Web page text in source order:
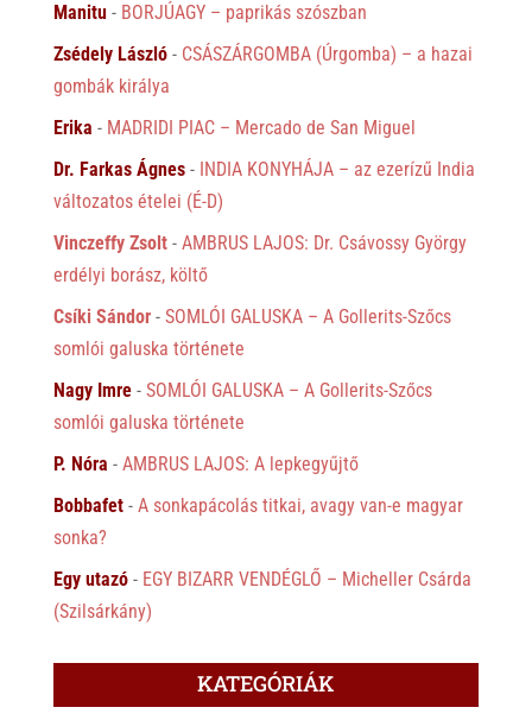
Manitu- BORJÚAGY – paprikás szószban
Zsédely László- CSÁSZÁRGOMBA (Úrgomba) – a hazai
gombák királya
Erika - MADRIDI PIAC – Mercado de San Miguel
Dr. Farkas Ágnes- INDIA KONYHÁJA – az ezerízű India
változatos ételei (É-D)
Vinczeffy Zsolt- AMBRUS LAJOS: Dr. Csávossy György
erdélyi borász, költő
Csíki Sándor- SOMLÓI GALUSKA – A Gollerits-Szőcs
somlói galuska története
Nagy Imre- SOMLÓI GALUSKA – A Gollerits-Szőcs
somlói galuska története
P. Nóra - AMBRUS LAJOS: A lepkegyűjtő
Bobbafet- A sonkapácolás titkai, avagy van-e magyar
sonka?
Egy utazó- EGY BIZARR VENDÉGLŐ – Micheller Csárda
(Szilsárkány)
KATEGÓRIÁK